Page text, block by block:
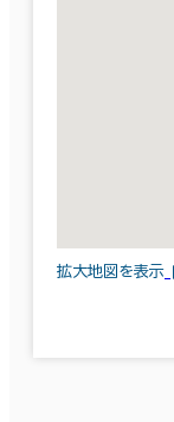
拡大地図を表示